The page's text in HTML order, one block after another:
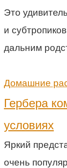
Это
и
дальним
Домашние
Гербера
условиях
Яркий
очень